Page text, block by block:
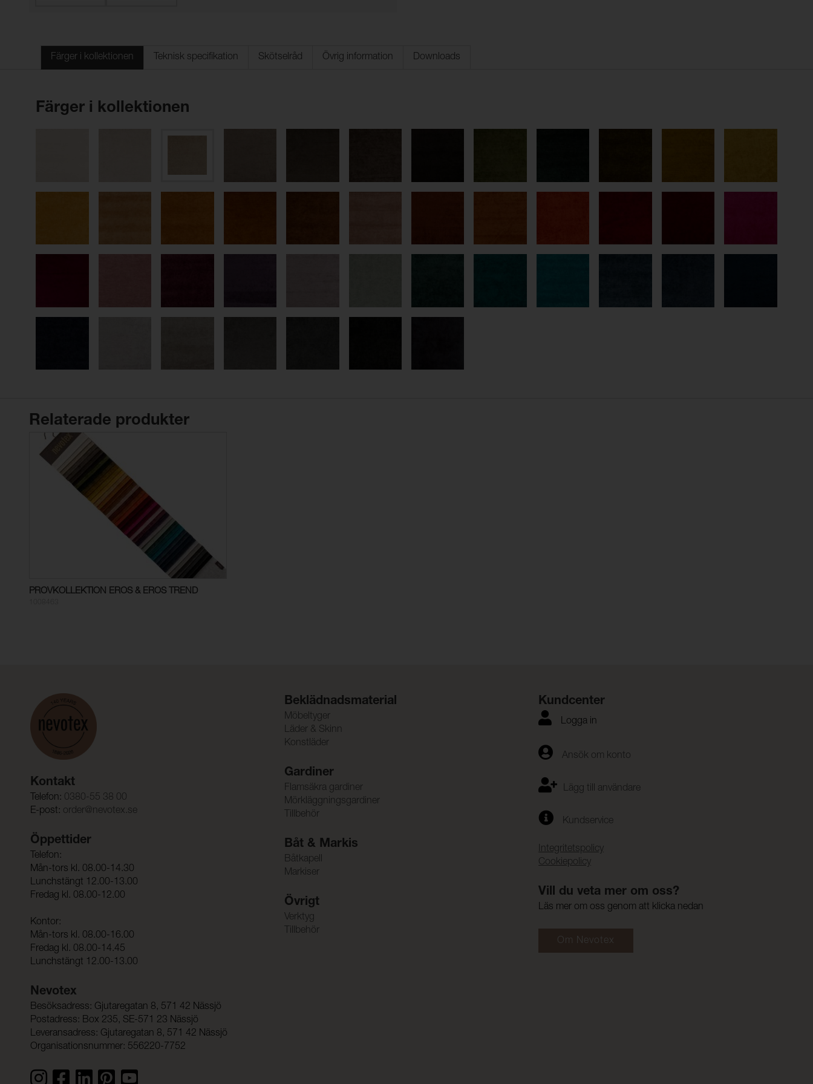
Färger i kollektionen Teknisk specifikation Skötselråd Övrig information Downloads
Färger i kollektionen
Relaterade produkter
PROVKOLLEKTION EROS & EROS TREND
Kontakt
Telefon: 0380-55 38 00
E-post: order@nevotex.se
Öppettider
Telefon:
Mån-tors kl. 08.00-14.30
Lunchstängt 12.00-13.00
Fredag kl. 08.00-12.00
Kontor:
Mån-tors kl. 08.00-16.00
Fredag kl. 08.00-14.45
Lunchstängt 12.00-13.00
Nevotex
Besöksadress: Gjutaregatan 8, 571 42 Nässjö
Postadress: Box 235, SE-571 23 Nässjö
Leveransadress: Gjutaregatan 8, 571 42 Nässjö
Organisationsnummer: 556220-7752
Beklädnadsmaterial
Möbeltyger
Läder & Skinn
Konstläder
Gardiner
Flamsäkra gardiner
Mörkläggningsgardiner
Tillbehör
Båt & Markis
Båtkapell
Markiser
Övrigt
Verktyg
Tillbehör
Kundcenter
Logga in
Ansök om konto
Lägg till användare
Kundservice
Integritetspolicy
Cookiepolicy
Vill du veta mer om oss?
Läs mer om oss genom att klicka nedan
Om Nevotex